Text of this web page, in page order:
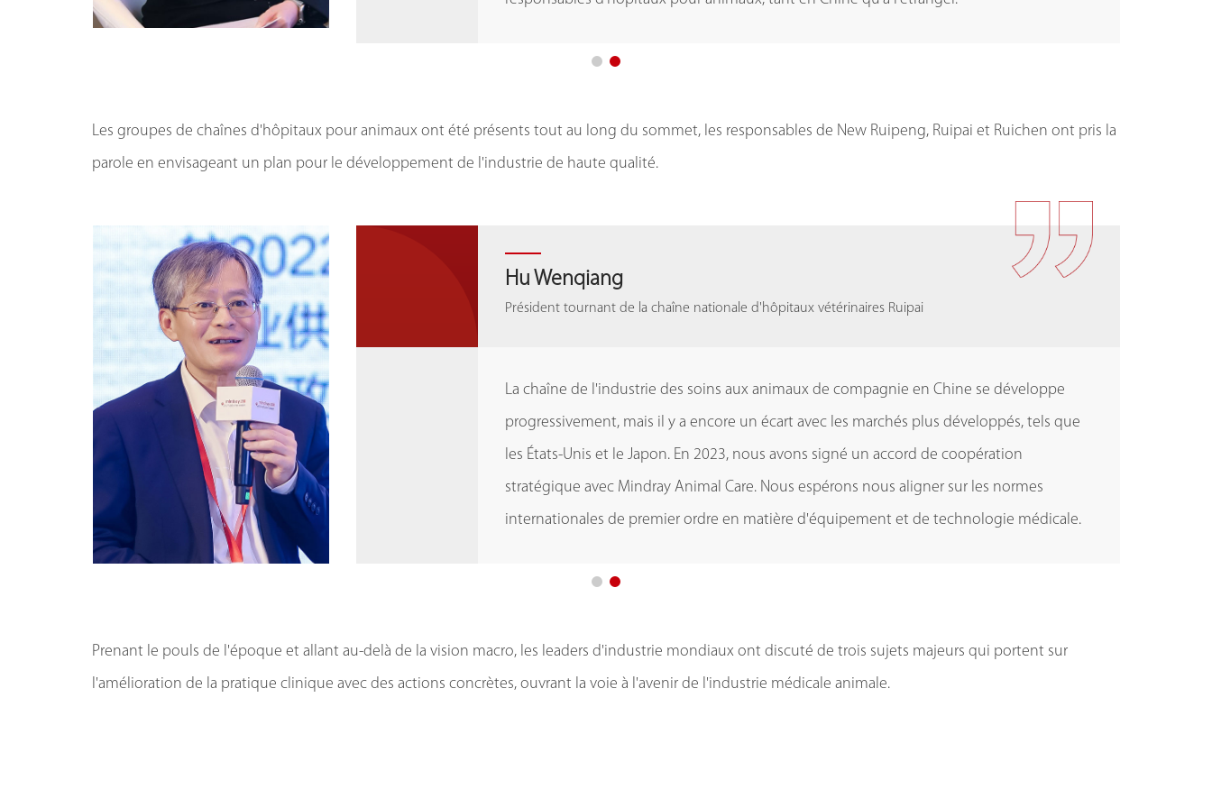
Les groupes de chaînes d'hôpitaux pour animaux ont été présents tout au long du sommet, les responsables de New Ruipeng, Ruipai et Ruichen ont pris la
parole en envisageant un plan pour le développement de l'industrie de haute qualité.
Hu Wenqiang
Président tournant de la chaîne nationale d'hôpitaux vétérinaires Ruipai
La chaîne de l'industrie des soins aux animaux de compagnie en Chine se développe
progressivement, mais il y a encore un écart avec les marchés plus développés, tels que
les États-Unis et le Japon. En 2023, nous avons signé un accord de coopération
stratégique avec Mindray Animal Care. Nous espérons nous aligner sur les normes
internationales de premier ordre en matière d'équipement et de technologie médicale.
Dr. Dong Yi
Vice-président du New Ruipeng Pet Medical Group
La spécialisation aide les hôpitaux à créer des atouts uniques, à attirer plus de patients et
à atteindre une croissance rapide. En matière de gestion, nous devons également nous
adapter aux circonstances et introduire des solutions spécifiques pour permettre la
croissance des talents et des équipes spécialisées.
Hu Wenqiang
Président tournant de la chaîne nationale d'hôpitaux vétérinaires Ruipai
La chaîne de l'industrie des soins aux animaux de compagnie en Chine se développe
progressivement, mais il y a encore un écart avec les marchés plus développés, tels que
les États-Unis et le Japon. En 2023, nous avons signé un accord de coopération
stratégique avec Mindray Animal Care. Nous espérons nous aligner sur les normes
internationales de premier ordre en matière d'équipement et de technologie médicale.
Dr. Dong Yi
Vice-président du New Ruipeng Pet Medical Group
La spécialisation aide les hôpitaux à créer des atouts uniques, à attirer plus de patients et
à atteindre une croissance rapide. En matière de gestion, nous devons également nous
adapter aux circonstances et introduire des solutions spécifiques pour permettre la
croissance des talents et des équipes spécialisées.
Prenant le pouls de l'époque et allant au-delà de la vision macro, les leaders d'industrie mondiaux ont discuté de trois sujets majeurs qui portent sur
l'amélioration de la pratique clinique avec des actions concrètes, ouvrant la voie à l'avenir de l'industrie médicale animale.